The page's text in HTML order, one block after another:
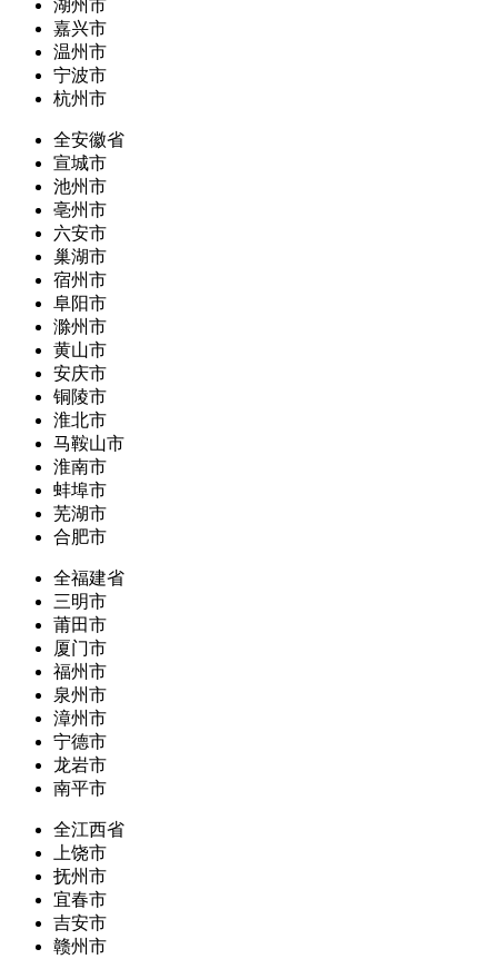
湖州市
嘉兴市
温州市
宁波市
杭州市
全安徽省
宣城市
池州市
亳州市
六安市
巢湖市
宿州市
阜阳市
滁州市
黄山市
安庆市
铜陵市
淮北市
马鞍山市
淮南市
蚌埠市
芜湖市
合肥市
全福建省
三明市
莆田市
厦门市
福州市
泉州市
漳州市
宁德市
龙岩市
南平市
全江西省
上饶市
抚州市
宜春市
吉安市
赣州市